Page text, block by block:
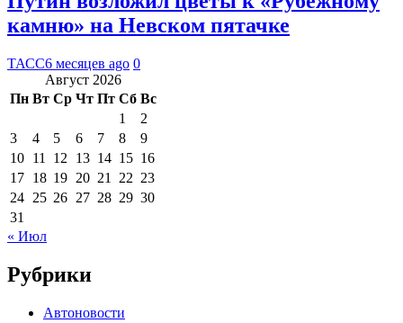
камню» на Невском пятачке
ТАСС6 месяцев ago 0
Август 2026
Пн Вт Ср Чт Пт Сб Вс
1
2
3
4 5 6 7 8
9
10 11 12 13 14 15 16
17 18 19 20 21 22 23
24 25 26 27 28 29 30
31
« Июл
Рубрики
Автоновости